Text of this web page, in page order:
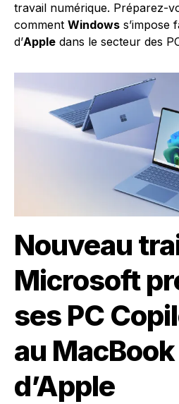
travail numérique. Préparez-
comment Windows s’impose
d’Apple dans le secteur des
Nouveau
Microsoft
ses PC
au
d’Apple